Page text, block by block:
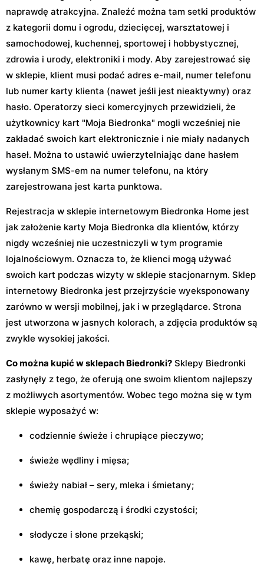
naprawdę atrakcyjna. Znaleźć można tam setki produktów
z kategorii domu i ogrodu, dziecięcej, warsztatowej i
samochodowej, kuchennej, sportowej i hobbystycznej,
zdrowia i urody, elektroniki i mody. Aby zarejestrować się
w sklepie, klient musi podać adres e-mail, numer telefonu
lub numer karty klienta (nawet jeśli jest nieaktywny) oraz
hasło. Operatorzy sieci komercyjnych przewidzieli, że
użytkownicy kart "Moja Biedronka" mogli wcześniej nie
zakładać swoich kart elektronicznie i nie miały nadanych
haseł. Można to ustawić uwierzytelniając dane hasłem
wysłanym SMS-em na numer telefonu, na który
zarejestrowana jest karta punktowa.
Rejestracja w sklepie internetowym Biedronka Home jest
jak założenie karty Moja Biedronka dla klientów, którzy
nigdy wcześniej nie uczestniczyli w tym programie
lojalnościowym. Oznacza to, że klienci mogą używać
swoich kart podczas wizyty w sklepie stacjonarnym. Sklep
internetowy Biedronka jest przejrzyście wyeksponowany
zarówno w wersji mobilnej, jak i w przeglądarce. Strona
jest utworzona w jasnych kolorach, a zdjęcia produktów są
zwykle wysokiej jakości.
Co można kupić w sklepach Biedronki? Sklepy Biedronki
zasłynęły z tego, że oferują one swoim klientom najlepszy
z możliwych asortymentów. Wobec tego można się w tym
sklepie wyposażyć w:
codziennie świeże i chrupiące pieczywo;
świeże wędliny i mięsa;
świeży nabiał – sery, mleka i śmietany;
chemię gospodarczą i środki czystości;
słodycze i słone przekąski;
kawę, herbatę oraz inne napoje.